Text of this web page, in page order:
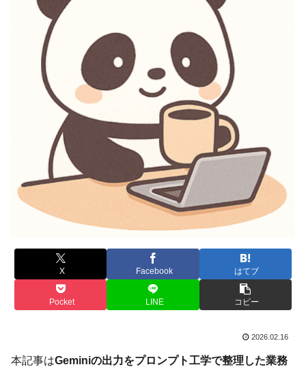
X Facebook はてブ
Pocket LINE コピー
2026.02.16
本記事はGeminiの出力をプロンプト工学で整理した業務